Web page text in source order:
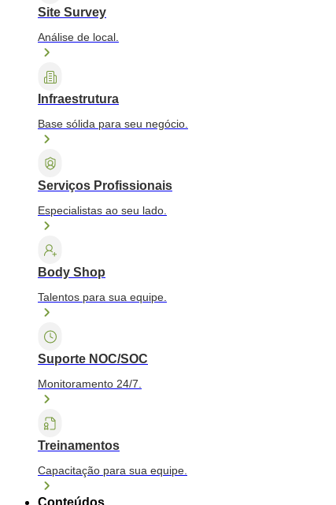
Site Survey
Análise de local.
Infraestrutura
Base sólida para seu negócio.
Serviços Profissionais
Especialistas ao seu lado.
Body Shop
Talentos para sua equipe.
Suporte NOC/SOC
Monitoramento 24/7.
Treinamentos
Capacitação para sua equipe.
Conteúdos